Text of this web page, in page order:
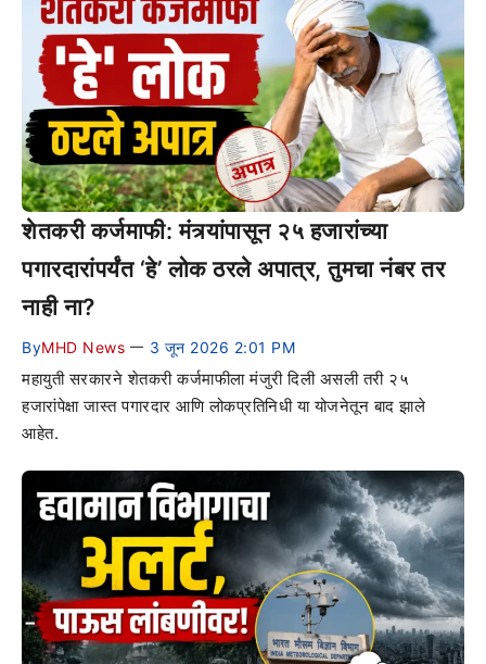
शेतकरी कर्जमाफी: मंत्र्यांपासून २५ हजारांच्या
पगारदारांपर्यंत ‘हे’ लोक ठरले अपात्र, तुमचा नंबर तर
नाही ना?
ByMHD News — 3 जून 2026 2:01 PM
महायुती सरकारने शेतकरी कर्जमाफीला मंजुरी दिली असली तरी २५
हजारांपेक्षा जास्त पगारदार आणि लोकप्रतिनिधी या योजनेतून बाद झाले
आहेत.